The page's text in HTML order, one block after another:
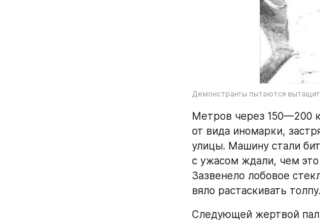
Демонстранты пытаются
Метров через 150—200
от вида иномарки,
улицы. Машину стали
с ужасом ждали, чем
Зазвенело лобовое
вяло растаскивать толпу.
Следующей жертвой пал